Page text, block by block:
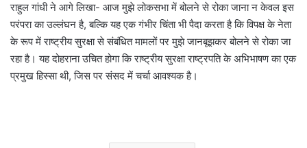
राहुल गांधी ने आगे लिखा- आज मुझे लोकसभा में बोलने से रोका जाना न केवल इस
परंपरा का उल्लंघन है, बल्कि यह एक गंभीर चिंता भी पैदा करता है कि विपक्ष के नेता
के रूप में राष्ट्रीय सुरक्षा से संबंधित मामलों पर मुझे जानबूझकर बोलने से रोका जा
रहा है। यह दोहराना उचित होगा कि राष्ट्रीय सुरक्षा राष्ट्रपति के अभिभाषण का एक
प्रमुख हिस्सा थी, जिस पर संसद में चर्चा आवश्यक है।